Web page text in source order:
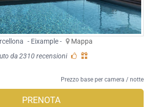
- Eixample -
Mappa
da 2310 recensioni
Prezzo base per camera / notte
PRENOTA